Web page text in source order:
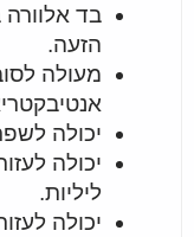
בד
הזעה.
מעולה
יכולה
יכולה
ליליות.
יכולה